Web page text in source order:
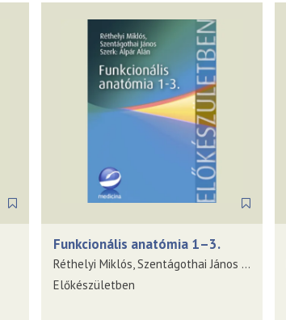
Funkcionális anatómia 1–3.
Réthelyi Miklós, Szentágothai János (Szerkesztő: Alpár Alán)
Előkészületben